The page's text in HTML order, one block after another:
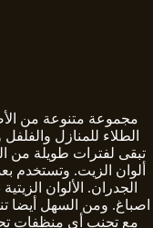
مجموعة متنوعة من
الطلاء للمنازل
تبقى لفترات طويلة من
ألوان الزيت. وتستخدم
الجدران. الألوان
اصباغ. ومن السهل أيضا
مع تجنب أي منظفات